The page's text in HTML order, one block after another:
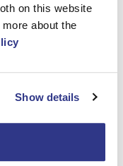
on this website
about the
Show details
ja
Dayim